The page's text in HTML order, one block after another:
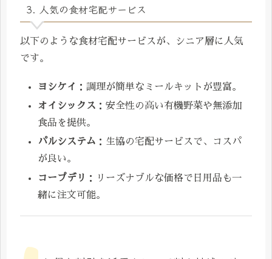
3. 人気の食材宅配サービス
以下のような食材宅配サービスが、シニア層に人気
です。
ヨシケイ ：調理が簡単なミールキットが豊富。
オイシックス ：安全性の高い有機野菜や無添加
食品を提供。
パルシステム ：生協の宅配サービスで、コスパ
が良い。
コープデリ ：リーズナブルな価格で日用品も一
緒に注文可能。